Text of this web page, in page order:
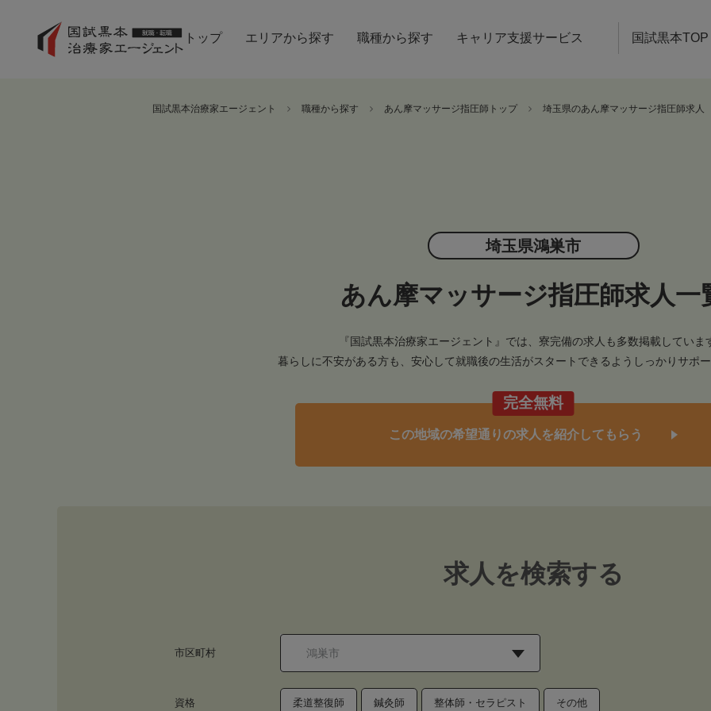
トップ エリアから探す 職種から探す キャリア支援サービス 国試黒本TOP
国試黒本治療家エージェント 職種から探す あん摩マッサージ指圧師トップ 埼玉県のあん摩マッサージ指圧師求人
埼玉県鴻巣市
あん摩マッサージ指圧師求人一
『国試黒本治療家エージェント』では、寮完備の求人も多数掲載していま
暮らしに不安がある方も、安心して就職後の生活がスタートできるようしっかりサポー
完全無料
この地域の希望通りの求人を紹介してもらう
求人を検索する
市区町村
資格 柔道整復師 鍼灸師 整体師・セラピスト その他